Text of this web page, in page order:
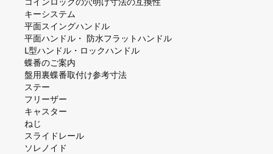
キーシステム
平⾯スイングハンドル
平⾯ハンドル・ 防⽔フラットハンドル
L型ハンドル・ロックハンドル
蝶番のご案内
盤⽤裏蝶番取付け参考⼨法
ステー
フリーザー
キャスター
ねじ
スライドレール
ソレノイド